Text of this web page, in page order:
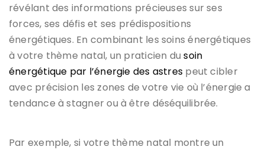
révélant des informations précieuses sur ses
forces, ses défis et ses prédispositions
énergétiques. En combinant les soins énergétiques
à votre thème natal, un praticien dusoin
énergétique par l’énergie des astres peut cibler
avec précision les zones de votre vie où l’énergie a
tendance à stagner ou à être déséquilibrée.
Par exemple, si votre thème natal montre un